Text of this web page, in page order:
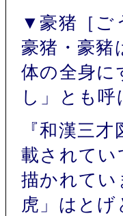
▼豪猪［ご
豪猪・豪豬
体の全身に
し」とも
『和漢三
載されてい
描かれてい
虎」はと